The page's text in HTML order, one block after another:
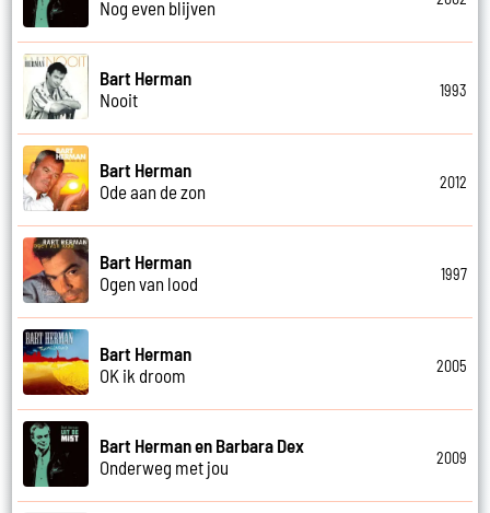
Nog even blijven
Bart Herman
Nooit
1993
Bart Herman
Ode aan de zon
2012
Bart Herman
Ogen van lood
1997
Bart Herman
OK ik droom
2005
Bart Herman en Barbara Dex
Onderweg met jou
2009